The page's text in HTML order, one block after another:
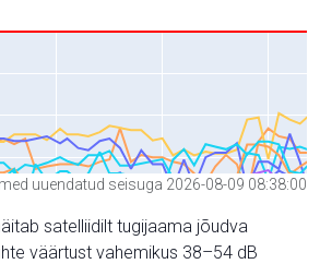
uuendatud seisuga 2026-08-09 08:38:00
satelliidilt tugijaama jõudva
väärtust vahemikus 38–54 dB